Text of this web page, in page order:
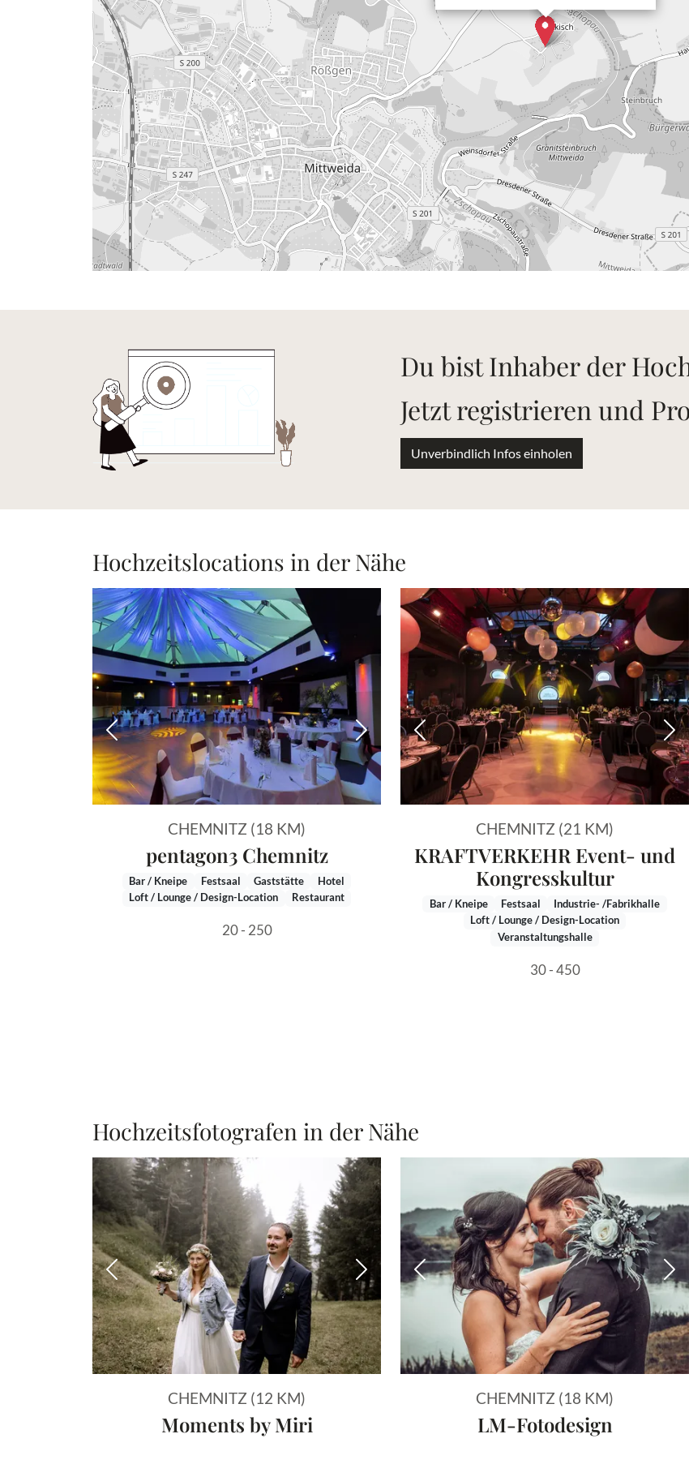
Du bist Inhaber der
Jetzt registrieren und
Unverbindlich Infos einholen
Hochzeitslocations in der Nähe
Vorheriges Bild Nächstes Bild
CHEMNITZ (18 KM)
pentagon3 Chemnitz
Bar / Kneipe Festsaal Gaststätte
Hotel
Loft / Lounge / Design-Location
Restaurant
20 - 250
Vorheriges Bild
CHEMNITZ (21 KM)
KRAFTVERKEHR Event- und
Kongresskultur
Bar / Kneipe Festsaal
Industrie- /Fabrikhalle
Loft / Lounge / Design-Location
Veranstaltungshalle
30 - 450
Hochzeitsfotografen in der Nähe
Vorheriges Bild Nächstes Bild
CHEMNITZ (12 KM)
Moments by Miri
Vorheriges Bild
CHEMNITZ (18 KM)
LM-Fotodesign